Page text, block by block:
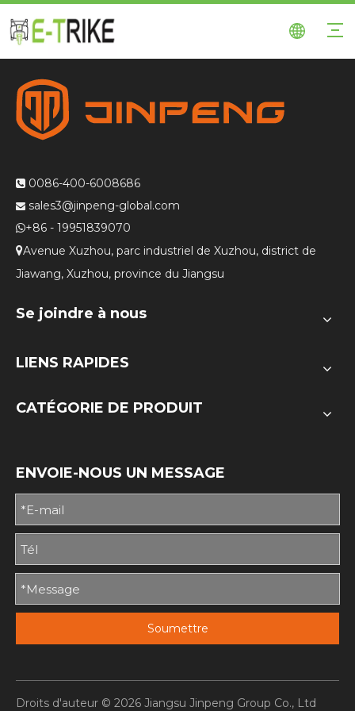
 0086-400-6008686
 sales3@jinpeng-global.com
+86 - 19951839070
Avenue Xuzhou, parc industriel de Xuzhou, district de
Jiawang, Xuzhou, province du Jiangsu
Se joindre à nous
LIENS RAPIDES
CATÉGORIE DE PRODUIT
ENVOIE-NOUS UN MESSAGE
Soumettre
Droits d'auteur © 2026 Jiangsu Jinpeng Group Co., Ltd